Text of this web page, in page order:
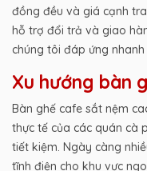
đồng đều và giá cạnh
hỗ trợ đổi trả và giao
chúng tôi đáp ứng
Xu hướng bàn
Bàn ghế cafe sắt nệm
thực tế của các quán cà
tiết kiệm. Ngày càng
tĩnh điện cho khu vực